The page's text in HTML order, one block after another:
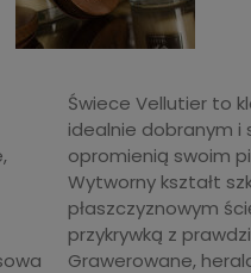
Świece Vellutier to
idealnie dobranym i
opromienią swoim
Wytworny kształt
płaszczyznowym
przykrywką z
Grawerowane,